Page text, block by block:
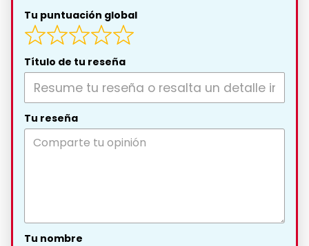
Tu puntuación global
Título de tu reseña
Tu reseña
Tu nombre